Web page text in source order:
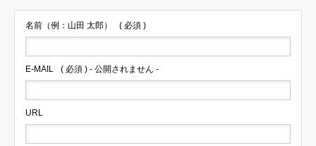
名前（例：山田 太郎） ( 必須 )
E-MAIL ( 必須 ) - 公開されません -
URL